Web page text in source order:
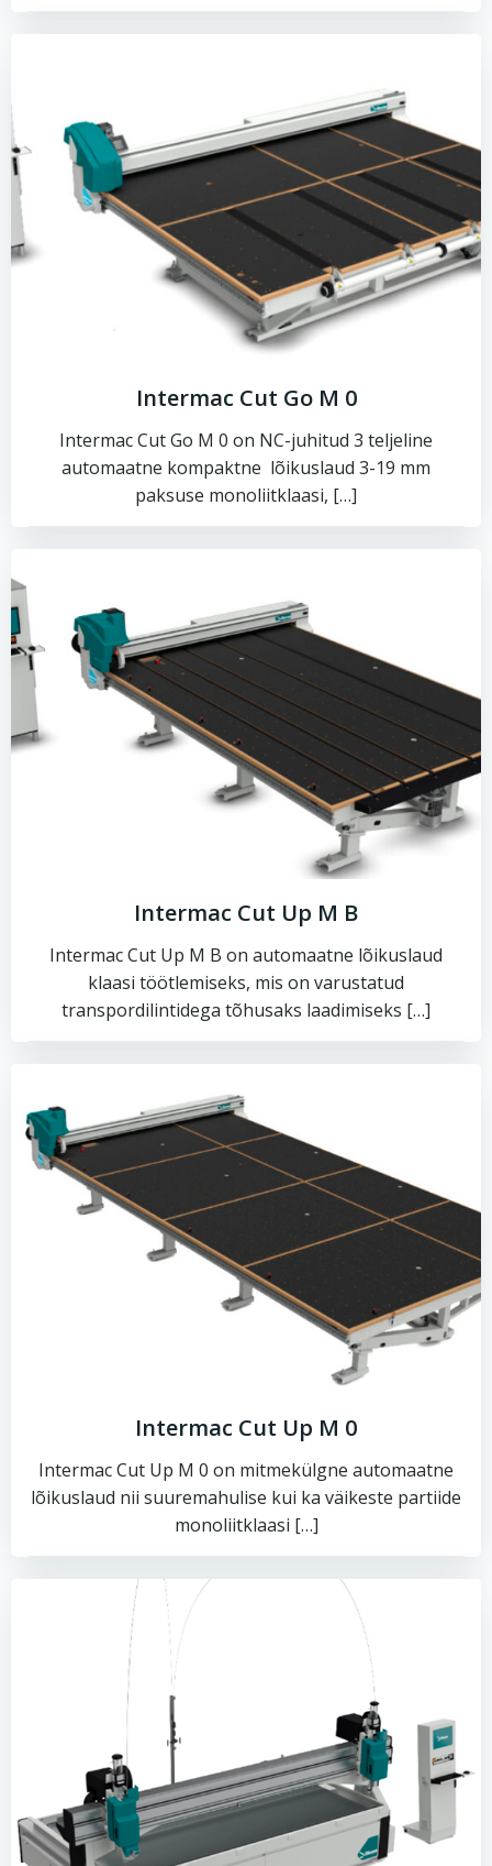
Intermac Cut Go M 0
Intermac Cut Go M 0 on NC-juhitud 3 teljeline
automaatne kompaktne lõikuslaud 3-19 mm
paksuse monoliitklaasi, […]
Intermac Cut Up M B
Intermac Cut Up M B on automaatne lõikuslaud
klaasi töötlemiseks, mis on varustatud
transpordilintidega tõhusaks laadimiseks […]
Intermac Cut Up M 0
Intermac Cut Up M 0 on mitmekülgne automaatne
lõikuslaud nii suuremahulise kui ka väikeste partiide
monoliitklaasi […]